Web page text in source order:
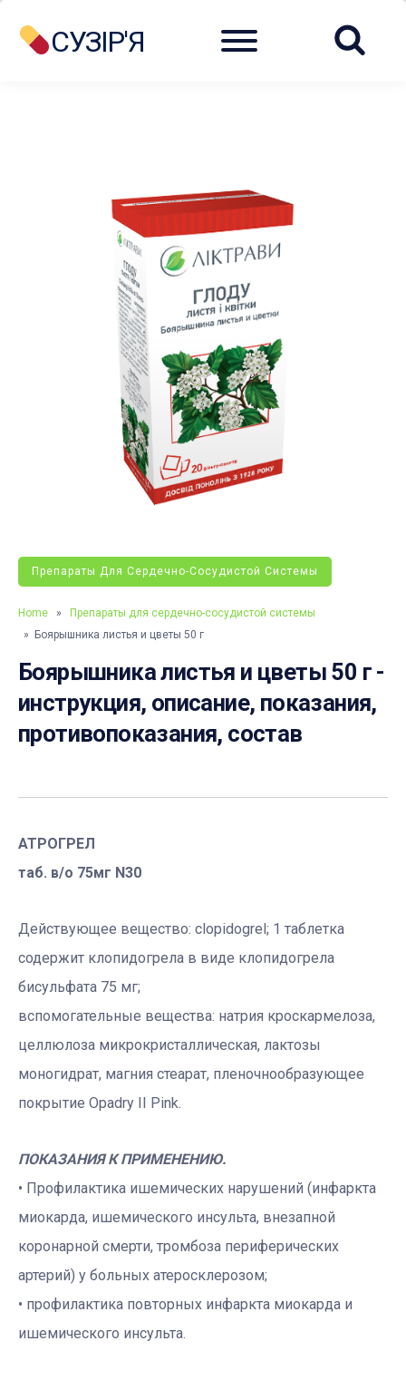
СУЗІР'Я Menu
Препараты Для Сердечно-Сосудистой Системы
Home »
Препараты для сердечно-сосудистой системы
» Боярышника листья и цветы 50 г
Боярышника листья и цветы 50 г -
инструкция, описание, показания,
противопоказания, состав
АТРОГРЕЛ
таб. в/о 75мг N30
Действующее вещество: сlopidogrel; 1 таблетка
содержит клопидогрела в виде клопидогрела
бисульфата 75 мг;
вспомогательные вещества: натрия кроскармелоза,
целлюлоза микрокристаллическая, лактозы
моногидрат, магния стеарат, пленочнообразующее
покрытие Opadry II Pink.
ПОКАЗАНИЯ К ПРИМЕНЕНИЮ.
• Профилактика ишемических нарушений (инфаркта
миокарда, ишемического инсульта, внезапной
коронарной смерти, тромбоза периферических
артерий) у больных атеросклерозом;
• профилактика повторных инфаркта миокарда и
ишемического инсульта.